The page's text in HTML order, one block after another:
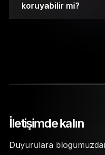
koruyabilir mi?
24 kelimelik
İletişimde kalın
Duyurulara